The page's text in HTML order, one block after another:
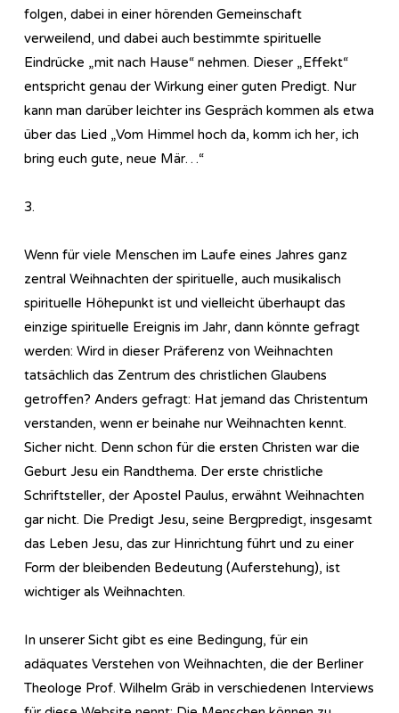
folgen, dabei in einer hörenden Gemeinschaft
verweilend, und dabei auch bestimmte spirituelle
Eindrücke „mit nach Hause“ nehmen. Dieser „Effekt“
entspricht genau der Wirkung einer guten Predigt. Nur
kann man darüber leichter ins Gespräch kommen als etwa
über das Lied „Vom Himmel hoch da, komm ich her, ich
bring euch gute, neue Mär…“
3.
Wenn für viele Menschen im Laufe eines Jahres ganz
zentral Weihnachten der spirituelle, auch musikalisch
spirituelle Höhepunkt ist und vielleicht überhaupt das
einzige spirituelle Ereignis im Jahr, dann könnte gefragt
werden: Wird in dieser Präferenz von Weihnachten
tatsächlich das Zentrum des christlichen Glaubens
getroffen? Anders gefragt: Hat jemand das Christentum
verstanden, wenn er beinahe nur Weihnachten kennt.
Sicher nicht. Denn schon für die ersten Christen war die
Geburt Jesu ein Randthema. Der erste christliche
Schriftsteller, der Apostel Paulus, erwähnt Weihnachten
gar nicht. Die Predigt Jesu, seine Bergpredigt, insgesamt
das Leben Jesu, das zur Hinrichtung führt und zu einer
Form der bleibenden Bedeutung (Auferstehung), ist
wichtiger als Weihnachten.
In unserer Sicht gibt es eine Bedingung, für ein
adäquates Verstehen von Weihnachten, die der Berliner
Theologe Prof. Wilhelm Gräb in verschiedenen Interviews